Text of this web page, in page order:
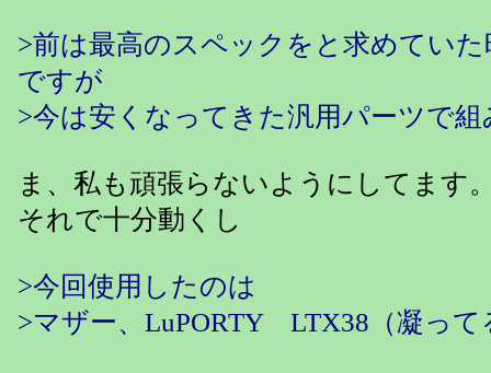
>前は最高のスペックをと求めてい
ですが
>今は安くなってきた汎用パーツで
ま、私も頑張らないようにしてます
それで十分動くし
>今回使用したのは
>マザー、LuPORTY LTX38（凝って